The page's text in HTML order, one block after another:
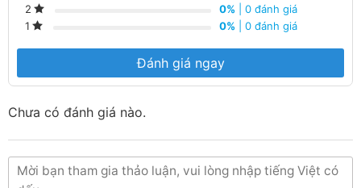
Quần áo sạch và thơm mát hơn sau mỗi lần giặt. Công
nghệ giặt mạnh mẽ giúp đơn giản hóa công việc giặt
giũ, không cần giặt tay trước khi cho vào máy. Dễ dàng
giữ cho quần áo luôn sạch sẽ thơm tho mỗi ngày chỉ với
2
0% | 0 đánh giá
1
0% | 0 đánh giá
Đánh giá ngay
Chưa có đánh giá nào.